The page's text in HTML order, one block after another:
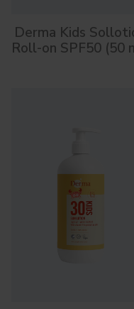
Derma Kids
Roll-on SPF50 (50